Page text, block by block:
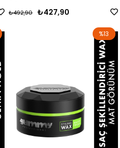
₺427,90
₺492,90
%13